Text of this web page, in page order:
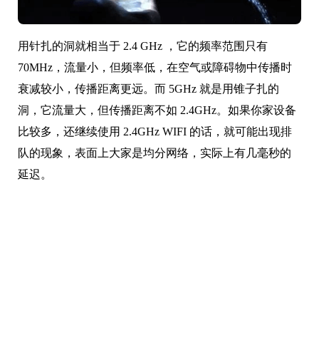
用针扎的洞就相当于 2.4 GHz ，它的频率范围只有
70MHz，流量小，但频率低，在空气或障碍物中传播时
衰减较小，传播距离更远。而 5GHz 就是用锥子扎的
洞，它流量大，但传播距离不如 2.4GHz。如果你家设备
比较多，还继续使用 2.4GHz WIFI 的话，就可能出现排
队的现象，表面上大家是均分网络，实际上有几毫秒的
延迟。